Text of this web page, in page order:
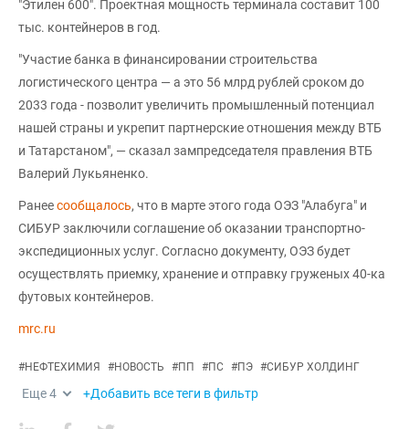
"Этилен 600". Проектная мощность терминала составит 100
тыс. контейнеров в год.
"Участие банка в финансировании строительства
логистического центра — а это 56 млрд рублей сроком до
2033 года - позволит увеличить промышленный потенциал
нашей страны и укрепит партнерские отношения между ВТБ
и Татарстаном", — сказал зампредседателя правления ВТБ
Валерий Лукьяненко.
Ранеесообщалось, что в марте этого года ОЭЗ "Алабуга" и
СИБУР заключили соглашение об оказании транспортно-
экспедиционных услуг. Согласно документу, ОЭЗ будет
осуществлять приемку, хранение и отправку груженых 40-ка
футовых контейнеров.
mrc.ru
#НЕФТЕХИМИЯ #НОВОСТЬ #ПП #ПС #ПЭ #СИБУР ХОЛДИНГ
Еще4 +Добавить все теги в фильтр